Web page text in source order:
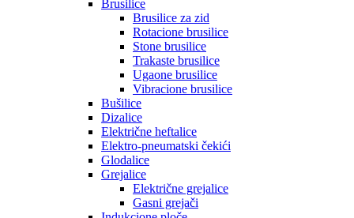
Brusilice
Brusilice za zid
Rotacione brusilice
Stone brusilice
Trakaste brusilice
Ugaone brusilice
Vibracione brusilice
Bušilice
Dizalice
Električne heftalice
Elektro-pneumatski čekići
Glodalice
Grejalice
Električne grejalice
Gasni grejači